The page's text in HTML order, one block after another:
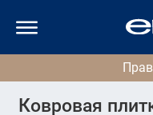
Ковровая